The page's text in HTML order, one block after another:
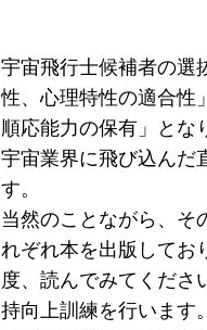
宇宙飛行士候補者の選
性、心理特性の適合性
順応能力の保有」とな
宇宙業界に飛び込んだ
す。
当然のことながら、そ
れぞれ本を出版してお
度、読んでみてくださ
持向上訓練を行います。